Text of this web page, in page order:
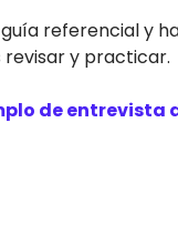
referencial y
revisar y practicar.
de entrevista